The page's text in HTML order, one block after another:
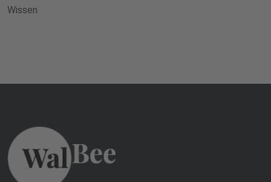
Wissen